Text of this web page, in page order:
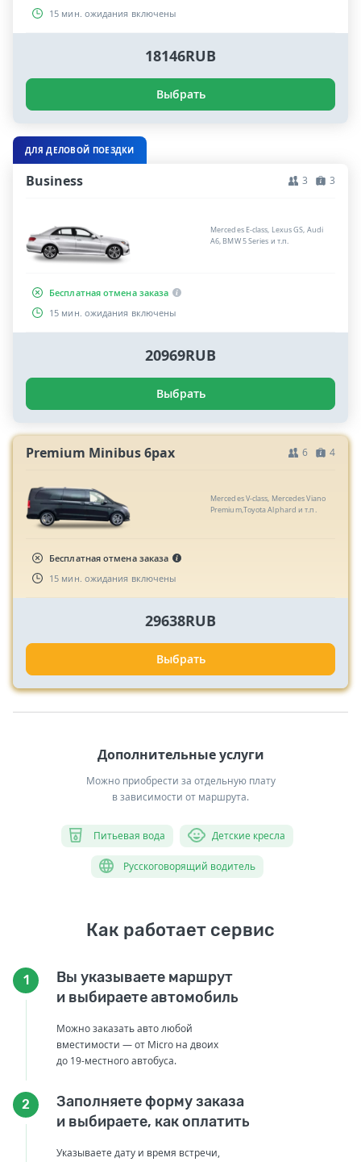
15 мин. ожидания включены
18146RUB
Выбрать
ДЛЯ ДЕЛОВОЙ ПОЕЗДКИ
Business 3 3
Mercedes E-class, Lexus GS, Audi
A6, BMW 5 Series и т.п.
Бесплатная отмена заказа
15 мин. ожидания включены
20969RUB
Выбрать
Premium Minibus 6pax 6 4
Mercedes V-class, Mercedes Viano
Premium,Toyota Alphard и т.п.
Бесплатная отмена заказа
15 мин. ожидания включены
29638RUB
Выбрать
Дополнительные услуги
Можно приобрести за отдельную плату
в зависимости от маршрута.
Питьевая вода Детские кресла
Русскоговорящий водитель
Как работает сервис
1
Вы указываете маршрут
и выбираете автомобиль
Можно заказать авто любой
вместимости — от Micro на двоих
до 19-местного автобуса.
2
Заполняете форму заказа
и выбираете, как оплатить
Указываете дату и время встречи,